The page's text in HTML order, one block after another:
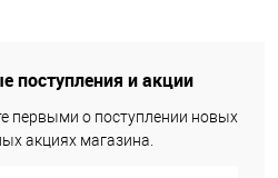
поступления и акции
первыми о поступлении новых
акциях магазина.